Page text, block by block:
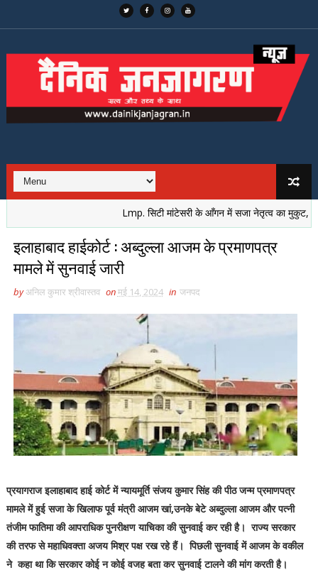
Lmp. सिटी मांटेसरी के आँगन में सजा नेतृत्व का मुकुट, नई
इलाहाबाद हाईकोर्ट : अब्दुल्ला आजम के प्रमाणपत्र
मामले में सुनवाई जारी
byअनिल कुमार श्रीवास्तव onमई 14, 2024 in जनपद
प्रयागराज इलाहाबाद हाई कोर्ट में न्यायमूर्ति संजय कुमार सिंह की पीठ जन्म प्रमाणपत्र
मामले में हुई सजा के खिलाफ पूर्व मंत्री आजम खां,उनके बेटे अब्दुल्ला आजम और पत्नी
तंजीम फातिमा की आपराधिक पुनरीक्षण याचिका की सुनवाई कर रही है। राज्य सरकार
की तरफ से महाधिवक्ता अजय मिश्र पक्ष रख रहे हैं। पिछली सुनवाई में आजम के वकील
ने कहा था कि सरकार कोई न कोई वजह बता कर सुनवाई टालने की मांग करती है।